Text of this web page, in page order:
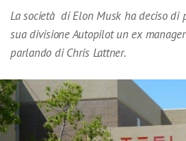
La società di Elon Musk ha deciso di
sua divisione Autopilot un ex
parlando di Chris Lattner.